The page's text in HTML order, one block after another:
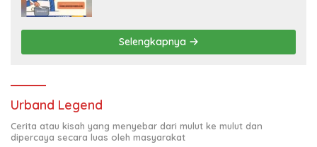
Selengkapnya
Urband Legend
Cerita atau kisah yang menyebar dari mulut ke mulut dan
dipercaya secara luas oleh masyarakat